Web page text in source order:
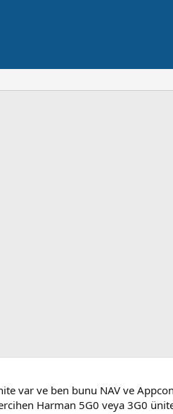
var ve ben bunu NAV ve
Harman 5G0 veya 3G0